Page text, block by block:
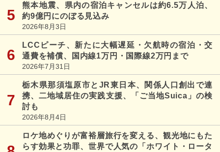
熊本地震、県内の宿泊キャンセルは約6.5万人泊、
約9億円にのぼる見込み
2026年8月3日
LCCピーチ、新たに大幅遅延・欠航時の宿泊・交
通費を補償、国内線1万円・国際線2万円まで
2026年7月31日
栃木県那須塩原市とJR東日本、関係人口創出で連
携、二地域居住の実践支援、「ご当地Suica」の検
討も
2026年8月4日
ロケ地めぐりが富裕層旅行を変える、観光地にもた
らす効果と功罪、世界で人気の「ホワイト・ロータ